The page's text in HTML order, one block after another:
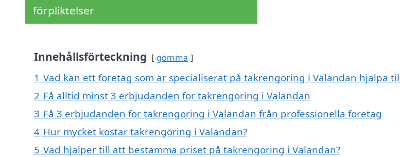
förpliktelser
Innehållsförteckning gömma
1 Vad kan ett företag som är specialiserat på takrengöring i Väländan hjälpa
2 Få alltid minst 3 erbjudanden för takrengöring i Väländan
3 Få 3 erbjudanden för takrengöring i Väländan från professionella företag
4 Hur mycket kostar takrengöring i Väländan?
5 Vad hjälper till att bestämma priset på takrengöring i Väländan?